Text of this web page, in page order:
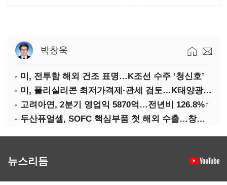
박창욱
미, 전투함 해외 건조 표명…K조선 수주 ‘청신호’
미, 폴리실리콘 최저가격제·관세 검토…K태양광 입지 확대 기대
고려아연, 2분기 영업익 5870억…전년비 126.8%↑
두산퓨얼셀, SOFC 핵심부품 첫 해외 수출…창사 이래 최대 규모
뉴스리듬